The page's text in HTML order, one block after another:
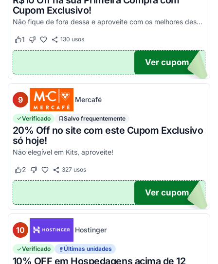
Cupom Exclusivo!
Não fique de fora dessa e aproveite com os melhores descontos! Válido em compras acima de R$100!
Este cupom funcionou
1 Este cupom não funcionou
130 usos
UPOM
Ver cupom
9 Mercafé
Verificado Salvo frequentemente
20% Off no site com este Cupom Exclusivo
só hoje!
Não elegível em Kits, aproveite!
Este cupom funcionou
2 Este cupom não funcionou
327usos
OM20
Ver cupom
10 Hostinger
Verificado Últimas unidades
10% OFF em Hospedagens acima de 12